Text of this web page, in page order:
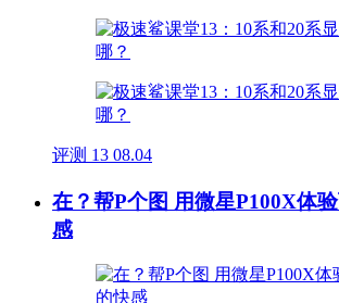
评测 13 08.04
在？帮P个图 用微星P100X体
感